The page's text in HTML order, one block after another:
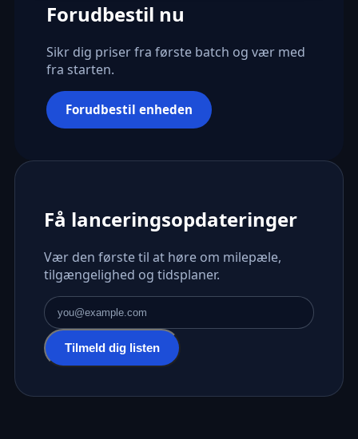
Forudbestil nu
Sikr dig priser fra første batch og vær med
fra starten.
Forudbestil enheden
Få lanceringsopdateringer
Vær den første til at høre om milepæle,
tilgængelighed og tidsplaner.
E-mailadresse
Tilmeld dig listen